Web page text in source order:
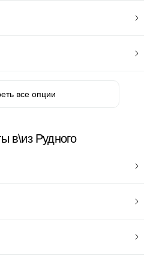
все опции
в\из Рудного